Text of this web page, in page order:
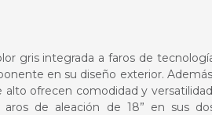
gris integrada a faros de
en su diseño exterior.
ofrecen comodidad y
de aleación de 18” en sus